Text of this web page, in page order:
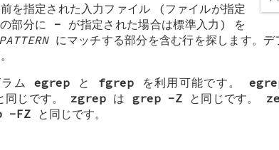
を指定された入力ファイル (ファイルが指定
部分に - が指定された場合は標準入力) を
PATTERNにマッチする部分を含む行を探します。デ
ラムegrep と fgrep を利用可能です。
同じです。 zgrep は grep -Z と同じです。
-FZ と同じです。